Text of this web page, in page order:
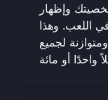
وإظهار
في اللعب. وهذا
لجميع